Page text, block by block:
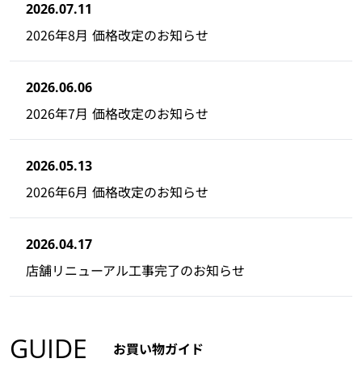
2026.07.11
2026年8月 価格改定のお知らせ
2026.06.06
2026年7月 価格改定のお知らせ
2026.05.13
2026年6月 価格改定のお知らせ
2026.04.17
店舗リニューアル工事完了のお知らせ
GUIDE お買い物ガイド